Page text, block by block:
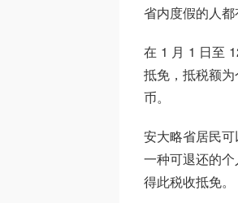
省内度假的人都
在 1 月 1 日至
抵免，抵税额
币。
安大略省居民可
一种可退还的
得此税收抵免。